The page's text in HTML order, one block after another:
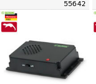
55642